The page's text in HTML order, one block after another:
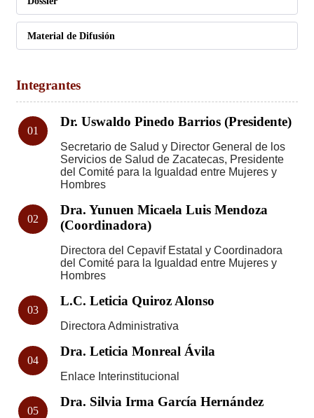
Material de Difusión
Integrantes
01
Dr. Uswaldo Pinedo Barrios (Presidente)
Secretario de Salud y Director General de los
Servicios de Salud de Zacatecas, Presidente
del Comité para la Igualdad entre Mujeres y
Hombres
02
Dra. Yunuen Micaela Luis Mendoza
(Coordinadora)
Directora del Cepavif Estatal y Coordinadora
del Comité para la Igualdad entre Mujeres y
Hombres
03
L.C. Leticia Quiroz Alonso
Directora Administrativa
04
Dra. Leticia Monreal Ávila
Enlace Interinstitucional
05
Dra. Silvia Irma García Hernández